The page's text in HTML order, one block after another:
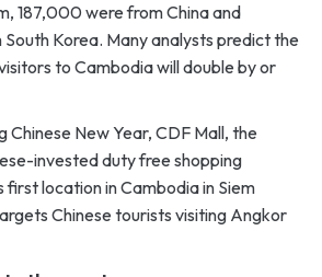
187,000 were from China and
Korea. Many analysts predict the
to Cambodia will double by or
Chinese New Year, CDF Mall, the
invested duty free shopping
location in Cambodia in Siem
Chinese tourists visiting Angkor